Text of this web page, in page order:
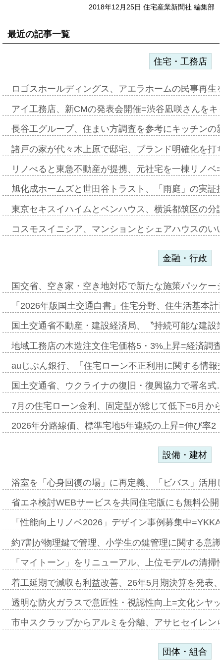
2018年12月25日 住宅産業新聞社 編集部
最近の記事一覧
住宅・工務店
ロゴスホールディングス、アエラホームの民事再
アイ工務店、新CMの発表会開催=渋谷凪咲さんを
長谷工グループ、住まい方調査を参考にキッチン
諸戸の家が代々木上原で邸宅、ブランド明確化を
リノべると東急不動産が提携、元社宅を一棟リノ
旭化成ホームズと世田谷トラスト、「雨庭」の実
東京セキスイハイムとベンハウス、横浜都筑区の
コスモスイニシア、マンションとシェアハウスの
金融・行政
国交省、空き家・空き地対応で新たな施策パッケ
「2026年版国土交通白書」住宅分野、住生活基本
国土交通省不動産・建設経済局、〝持続可能な建
地域工務店の木造注文住宅価格5・3%上昇=経済調
auじぶん銀行、「住宅ローン不正利用に関する情
国土交通省、ウクライナの復旧・復興協力で署名
7月の住宅ローン金利、固定型が総じて低下=6月か
2026年分路線価、標準宅地5年連続の上昇=伸び率
設備・建材
浴室を「心身回復の場」に再定義、「ビバス」活
省エネ検討WEBサービスを共同住宅版にも無料公
「性能向上リノベ2026」デザイン事例募集中
約7割が物理鍵で管理、小学生の鍵管理に関する意
「マイトーン」をリニューアル、上位モデルの清
着工延期で減収も利益改善、26年5月期決算を発表
透明な防火ガラスで意匠性・視認性向上=文化シヤ
市中スクラップからアルミを分離、アサヒセイレ
団体・組合